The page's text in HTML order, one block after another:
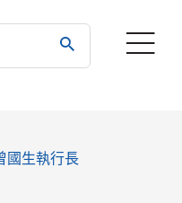
國生執行長